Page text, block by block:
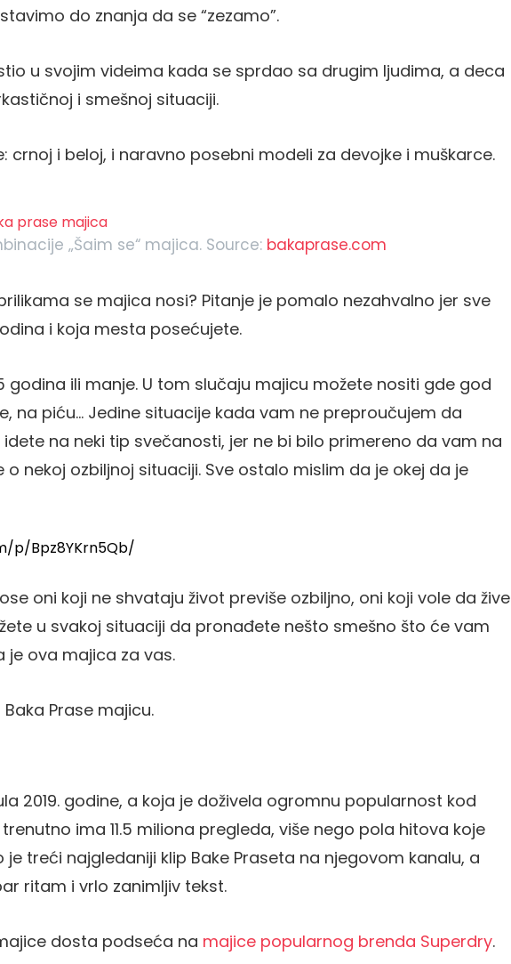
do znanja da se “zezamo”.
u svojim videima kada se sprdao sa drugim ljudima, a deca
i smešnoj situaciji.
crnoj i beloj, i naravno posebni modeli za devojke i muškarce.
„Šaim se“ majica. Source: bakaprase.com
se majica nosi? Pitanje je pomalo nezahvalno jer sve
i koja mesta posećujete.
godina ili manje. U tom slučaju majicu možete nositi gde god
na piću… Jedine situacije kada vam ne preproučujem da
na neki tip svečanosti, jer ne bi bilo primereno da vam na
o nekoj ozbiljnoj situaciji. Sve ostalo mislim da je okej da je
p/Bpz8YKrn5Qb/
oni koji ne shvataju život previše ozbiljno, oni koji vole da žive
u svakoj situaciji da pronađete nešto smešno što će vam
je ova majica za vas.
Prase majicu.
2019. godine, a koja je doživela ogromnu popularnost kod
ima 11.5 miliona pregleda, više nego pola hitova koje
treći najgledaniji klip Bake Praseta na njegovom kanalu, a
ritam i vrlo zanimljiv tekst.
dosta podseća na majice popularnog brenda Superdry.